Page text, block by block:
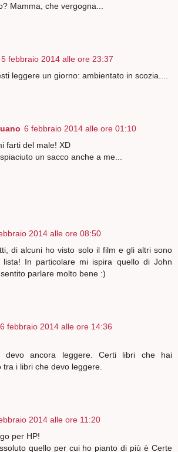
Mamma, che vergogna...
5 febbraio 2014 alle ore 23:37
leggere un giorno: ambientato in scozia....
6 febbraio 2014 alle ore 01:10
farti del male! XD
un sacco anche a me...
2014 alle ore 08:50
di alcuni ho visto solo il film e gli altri sono
In particolare mi ispira quello di John
parlare molto bene :)
6 febbraio 2014 alle ore 14:36
devo ancora leggere. Certi libri che hai
tra i libri che devo leggere.
2014 alle ore 11:20
per HP!
quello per cui ho pianto di più è Certe